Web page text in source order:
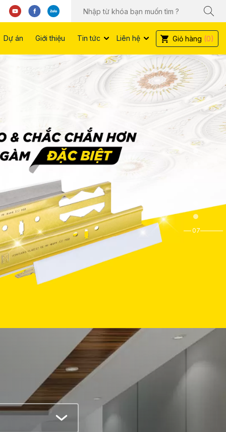
Dự án Giới thiệu Tin tức Liên hệ Giỏ hàng (0)